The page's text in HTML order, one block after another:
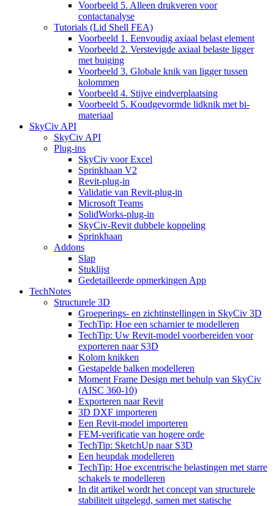
Voorbeeld 5. Alleen drukveren voor
contactanalyse
Tutorials (Lid Shell FEA)
Voorbeeld 1. Eenvoudig axiaal belast element
Voorbeeld 2. Verstevigde axiaal belaste ligger
met buiging
Voorbeeld 3. Globale knik van ligger tussen
kolommen
Voorbeeld 4. Stijve eindverplaatsing
Voorbeeld 5. Koudgevormde lidknik met bi-
materiaal
SkyCiv API
SkyCiv API
Plug-ins
SkyCiv voor Excel
Sprinkhaan V2
Revit-plug-in
Validatie van Revit-plug-in
Microsoft Teams
SolidWorks-plug-in
SkyCiv-Revit dubbele koppeling
Sprinkhaan
Addons
Slap
Stuklijst
Gedetailleerde opmerkingen App
TechNotes
Structurele 3D
Groeperings- en zichtinstellingen in SkyCiv 3D
TechTip: Hoe een scharnier te modelleren
TechTip: Uw Revit-model voorbereiden voor
exporteren naar S3D
Kolom knikken
Gestapelde balken modelleren
Moment Frame Design met behulp van SkyCiv
(AISC 360-10)
Exporteren naar Revit
3D DXF importeren
Een Revit-model importeren
FEM-verificatie van hogere orde
TechTip: SketchUp naar S3D
Een heupdak modelleren
TechTip: Hoe excentrische belastingen met starre
schakels te modelleren
In dit artikel wordt het concept van structurele
stabiliteit uitgelegd, samen met statische